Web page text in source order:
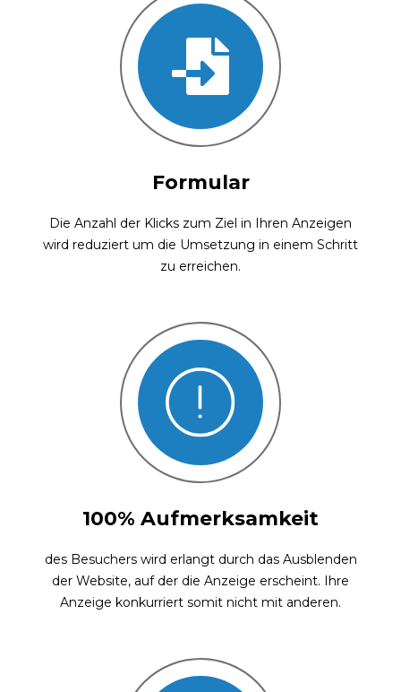
Formular
Die Anzahl der Klicks zum Ziel in Ihren Anzeigen
wird reduziert um die Umsetzung in einem Schritt
zu erreichen.
100% Aufmerksamkeit
des Besuchers wird erlangt durch das Ausblenden
der Website, auf der die Anzeige erscheint. Ihre
Anzeige konkurriert somit nicht mit anderen.